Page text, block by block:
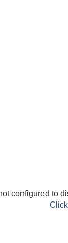
configured to